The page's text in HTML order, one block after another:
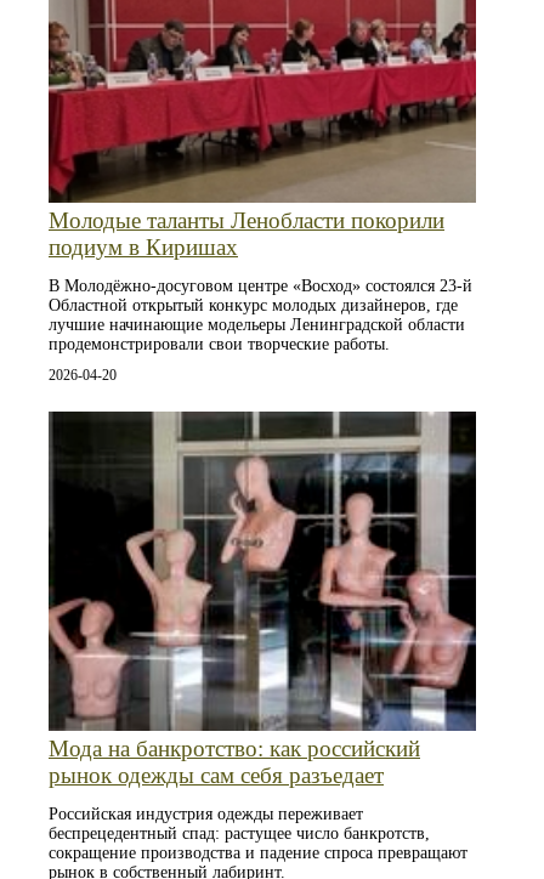
Молодые таланты Ленобласти покорили
подиум в Киришах
В Молодёжно-досуговом центре «Восход» состоялся 23-й
Областной открытый конкурс молодых дизайнеров, где
лучшие начинающие модельеры Ленинградской области
продемонстрировали свои творческие работы.
2026-04-20
Мода на банкротство: как российский
рынок одежды сам себя разъедает
Российская индустрия одежды переживает
беспрецедентный спад: растущее число банкротств,
сокращение производства и падение спроса превращают
рынок в собственный лабиринт.